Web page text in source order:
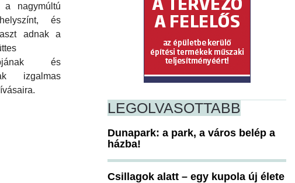
a nagymúltú
és
adnak a
és
izgalmas
LEGOLVASOTTABB
Dunapark: a park, a város belép a
házba!
Csillagok alatt – egy kupola új élete